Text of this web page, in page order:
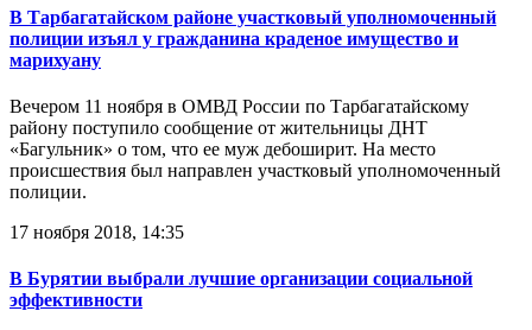
В Тарбагатайском районе участковый уполномоченный
полиции изъял у гражданина краденое имущество и
марихуану
Вечером 11 ноября в ОМВД России по Тарбагатайскому
району поступило сообщение от жительницы ДНТ
«Багульник» о том, что ее муж дебоширит. На место
происшествия был направлен участковый уполномоченный
полиции.
17 ноября 2018, 14:35
В Бурятии выбрали лучшие организации социальной
эффективности